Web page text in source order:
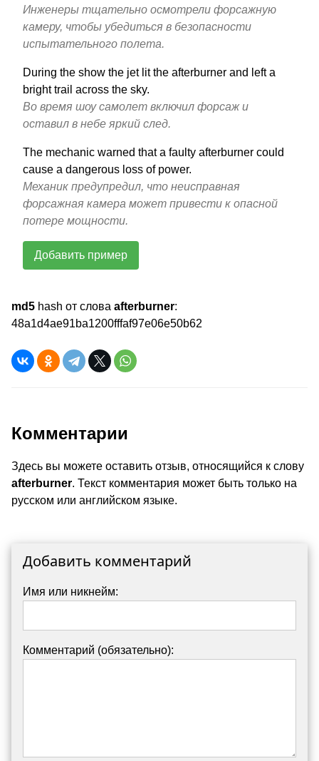
Инженеры тщательно осмотрели форсажную
камеру, чтобы убедиться в безопасности
испытательного полета.
During the show the jet lit the afterburner and left a
bright trail across the sky.
Во время шоу самолет включил форсаж и
оставил в небе яркий след.
The mechanic warned that a faulty afterburner could
cause a dangerous loss of power.
Механик предупредил, что неисправная
форсажная камера может привести к опасной
потере мощности.
Добавить пример
md5 hash от слова afterburner:
48a1d4ae91ba1200fffaf97e06e50b62
Комментарии
Здесь вы можете оставить отзыв, относящийся к слову
afterburner. Текст комментария может быть только на
русском или английском языке.
Добавить комментарий
Имя или никнейм:
Комментарий (обязательно):